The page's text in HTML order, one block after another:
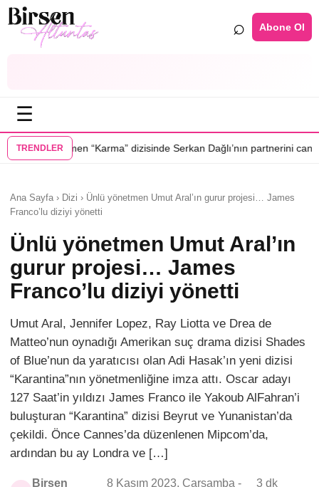
⌕ Abone Ol
☰
TRENDLER
dizisinde Serkan Dağlı’nın partnerini canlandıracak •Daha 17’ye
Ana Sayfa › Dizi › Ünlü yönetmen Umut Aral’ın gurur projesi… James
Franco’lu diziyi yönetti
Ünlü yönetmen Umut Aral’ın
gurur projesi… James
Franco’lu diziyi yönetti
Umut Aral, Jennifer Lopez, Ray Liotta ve Drea de
Matteo’nun oynadığı Amerikan suç drama dizisi Shades
of Blue’nun da yaratıcısı olan Adi Hasak’ın yeni dizisi
“Karantina”nın yönetmenliğine imza attı. Oscar adayı
127 Saat’in yıldızı James Franco ile Yakoub AlFahran’i
buluşturan “Karantina” dizisi Beyrut ve Yunanistan’da
çekildi. Önce Cannes’da düzenlenen Mipcom’da,
ardından bu ay Londra ve […]
Birsen
8 Kasım 2023, Çarşamba -
3 dk